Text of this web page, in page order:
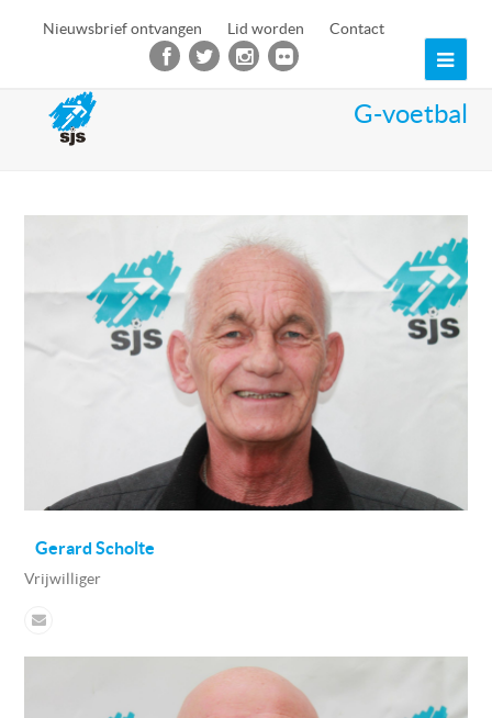
Nieuwsbrief ontvangen Lid worden Contact
G-voetbal
Gerard Scholte
Vrijwilliger